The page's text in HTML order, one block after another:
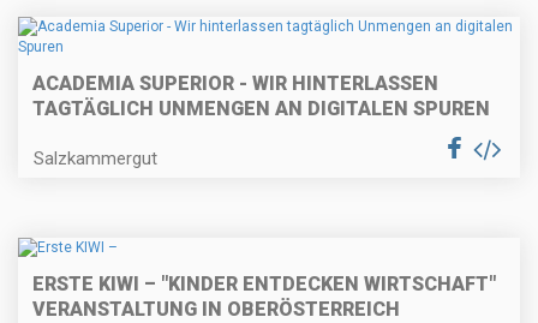
ACADEMIA SUPERIOR - WIR HINTERLASSEN
TAGTÄGLICH UNMENGEN AN DIGITALEN SPUREN
Salzkammergut
ERSTE KIWI – "KINDER ENTDECKEN WIRTSCHAFT"
VERANSTALTUNG IN OBERÖSTERREICH